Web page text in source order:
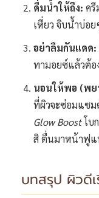
ดื่มน้ำให้ถึง: ค
เหี่ยว จิบน้ำบ่อย
อย่าลืมกันแดด:
ทามอยซ์แล้วต้อ
นอนให้พอ (พย
ที่ผิวจะซ่อมแซม
Glow Boostโบ
สิ ตื่นมาหน้าฟู
บทสรุป ผิวดี